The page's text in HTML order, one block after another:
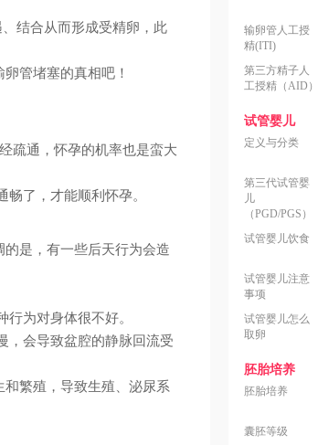
结合从而形成受精卵，此
管堵塞的真相吧！
疏通，怀孕的机率也是蛮大
了，才能顺利怀孕。
是， 有一些后天行为会造
行为对身体很不好。
， 会导致盆腔的静脉回流受
繁殖， 导致生殖、泌尿系
输卵管人工授
精(ITI)
第三方精子人
工授精（AID）
试管婴儿
定义与分类
第三代试管婴
儿
（PGD/PGS）
试管婴儿饮食
试管婴儿注意
事项
试管婴儿怎么
取卵
胚胎培养
胚胎培养
囊胚等级